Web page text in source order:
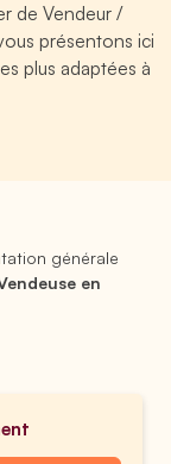
de Vendeur /
présentons ici
plus adaptées à
générale
en